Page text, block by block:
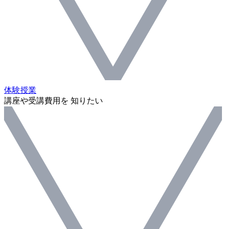
体験授業
講座や受講費用を 知りたい